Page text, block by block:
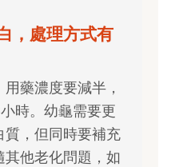
，處理方式有
藥濃度要減半，
時。幼龜需要更
質，但同時要補充
他老化問題，如